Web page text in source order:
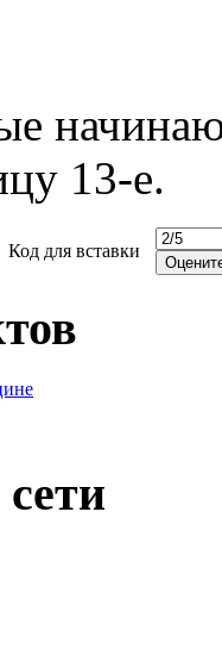
13-е.
Код для вставки